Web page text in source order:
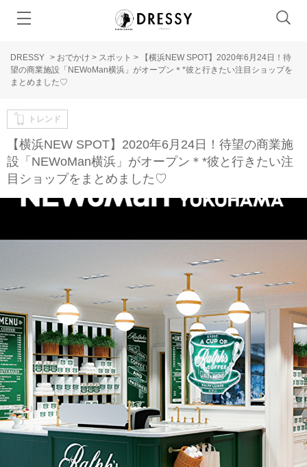
DRESSY > おでかけ > スポット >
【横浜NEW SPOT】2020年6月24日！待
望の商業施設「NEWoMan横浜」がオープン＊*彼と行きたい注目ショップを
まとめました♡
トレンド
【横浜NEW SPOT】2020年6月24日！待望の商業施
設「NEWoMan横浜」がオープン＊*彼と行きたい注
目ショップをまとめました♡